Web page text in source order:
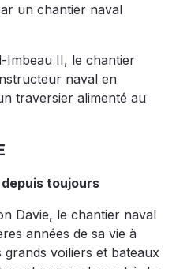
un chantier naval
Imbeau II, le chantier
naval en
traversier alimenté au
toujours
Davie, le chantier naval
années de sa vie à
voiliers et bateaux